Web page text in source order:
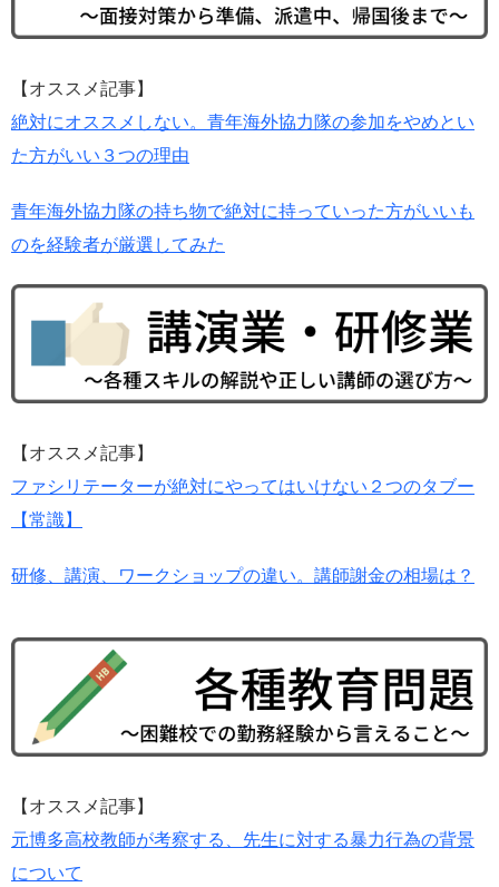
【オススメ記事】
絶対にオススメしない。青年海外協力隊の参加をやめとい
た方がいい３つの理由
青年海外協力隊の持ち物で絶対に持っていった方がいいも
のを経験者が厳選してみた
【オススメ記事】
ファシリテーターが絶対にやってはいけない２つのタブー
【常識】
研修、講演、ワークショップの違い。講師謝金の相場は？
【オススメ記事】
元博多高校教師が考察する、先生に対する暴力行為の背景
について